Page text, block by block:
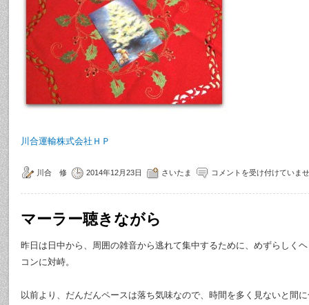
川合運輸株式会社ＨＰ
川合 修 2014年12月23日 さいたま コメントを受け付けていま
マーラー聴きながら
昨日は日中から、周囲の雑音から逃れて集中するために、めずらしく
コンに対峙。
以前より、だんだんペースは落ち気味なので、時間を多く見ないと間